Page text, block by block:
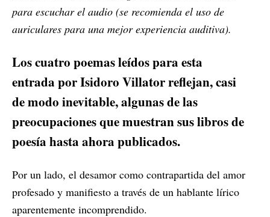
para escuchar el audio (se recomienda el uso de
auriculares para una mejor experiencia auditiva).
Los cuatro poemas leídos para esta
entrada por Isidoro Villator reflejan, casi
de modo inevitable, algunas de las
preocupaciones que muestran sus libros de
poesía hasta ahora publicados.
Por un lado, el desamor como contrapartida del amor
profesado y manifiesto a través de un hablante lírico
aparentemente incomprendido.